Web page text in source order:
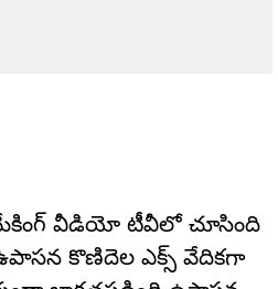
మేకింగ్ వీడియో టీవీలో చూసింది
కొణిదెల ఎక్స్‌ వేదికగా